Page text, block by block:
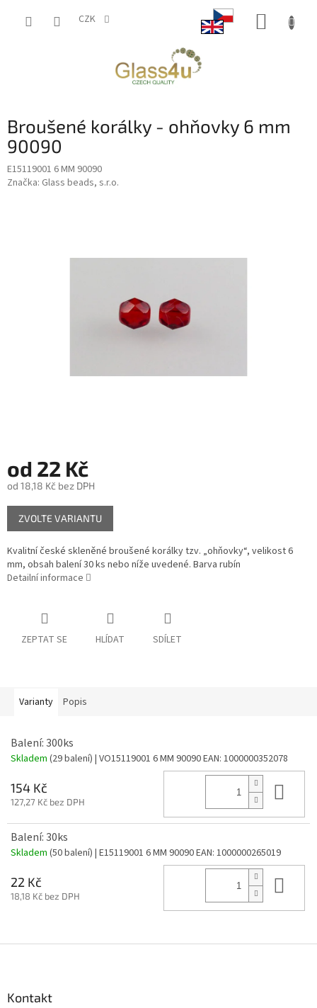
CZK
Broušené korálky - ohňovky 6 mm
90090
E15119001 6 MM 90090
Značka: Glass beads, s.r.o.
od 22 Kč
od 18,18 Kč bez DPH
Měrná
cena:
ZVOLTE VARIANTU
Kvalitní české skleněné broušené korálky tzv. „ohňovky“, velikost 6
mm, obsah balení 30 ks nebo níže uvedené. Barva rubín
Detailní informace
ZEPTAT SE HLÍDAT SDÍLET
Varianty Popis
Balení: 300ks
Skladem (29 balení) | VO15119001 6 MM 90090EAN: 1000000352078
154 Kč
127,27 Kč bez DPH
Balení: 30ks
Skladem (50 balení) | E15119001 6 MM 90090EAN: 1000000265019
22 Kč
18,18 Kč bez DPH
Kontakt